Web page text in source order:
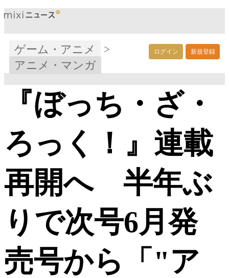
ログイン 新規登録
ゲーム・アニメ
>
アニメ・マンガ
『ぼっち・ざ・
ろっく！』連載
再開へ 半年ぶ
りで次号6月発
売号から「"ア